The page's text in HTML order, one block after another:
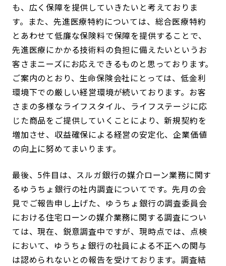
も、広く保障を提供していきたいと考えておりま
す。また、先進医療特約については、総合医療特約
とあわせて低廉な保険料で保障を提供することで、
先進医療にかかる技術料の負担に備えたいというお
客さまニーズにお応えできるものと思っております。
ご案内のとおり、生命保険会社にとっては、低金利
環境下での厳しい経営環境が続いております。お客
さまの多様なライフスタイル、ライフステージに応
じた商品をご提供していくことにより、新規契約を
増加させ、収益確保による経営の安定化、企業価値
の向上に努めてまいります。
最後、5件目は、スルガ銀行の媒介ローン業務に関す
るゆうちょ銀行の社内調査についてです。先月の会
見でご報告申し上げた、ゆうちょ銀行の調査委員会
における住宅ローンの媒介業務に関する調査につい
ては、現在、鋭意調査中ですが、現時点では、点検
において、ゆうちょ銀行の社員による不正への関与
は認められないとの報告を受けております。調査結